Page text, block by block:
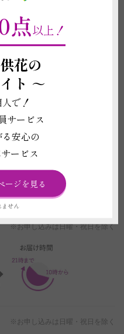
※お申し込みは日曜・祝日を除く
※お申し込みは日曜・祝日を除く
点以上！
花の
ト ～
で！
サービス
安心の
ービス
ージを見る
ません